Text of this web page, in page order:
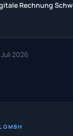
Rechnung
Juli 2026
GMBH